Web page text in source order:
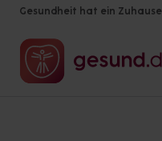
Gesundheit hat ein Zuhause